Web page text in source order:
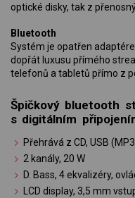
optické disky, tak z
Bluetooth
Systém je opatřen
dopřát luxusu přímého
telefonů a tabletů přímo z
Špičkový bluetooth
s digitálním
Přehrává z CD, USB
2 kanály, 20 W
D. Bass, 4 ekvalizéry,
LCD display, 3,5 mm